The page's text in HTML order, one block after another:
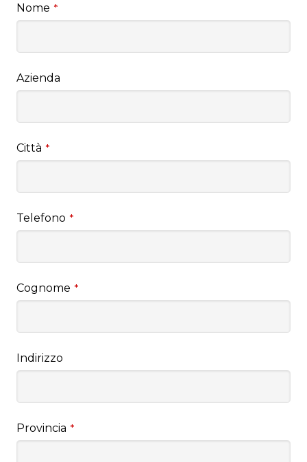
Nome *
Azienda
Città *
Telefono *
Cognome *
Indirizzo
Provincia *